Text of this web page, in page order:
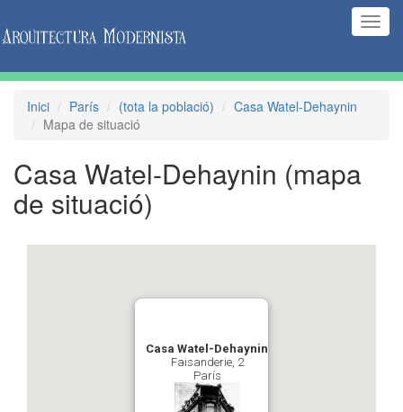
Inici París (tota la població)
Casa Watel-Dehaynin
Mapa de situació
Casa Watel-Dehaynin (mapa
de situació)
Casa Watel-Dehaynin
Faisanderie, 2
París